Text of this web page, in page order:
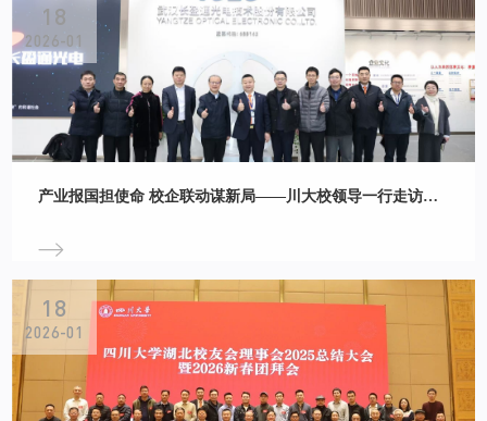
18
2026-01
产业报国担使命 校企联动谋新局——川大校领导一行走访长盈通
18
2026-01